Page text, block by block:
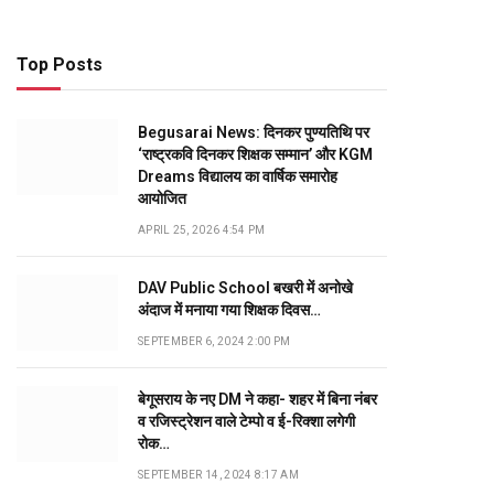
Top Posts
Begusarai News: दिनकर पुण्यतिथि पर
‘राष्ट्रकवि दिनकर शिक्षक सम्मान’ और KGM
Dreams विद्यालय का वार्षिक समारोह
आयोजित
APRIL 25, 2026 4:54 PM
DAV Public School बखरी में अनोखे
अंदाज में मनाया गया शिक्षक दिवस…
SEPTEMBER 6, 2024 2:00 PM
बेगूसराय के नए DM ने कहा- शहर में बिना नंबर
व रजिस्ट्रेशन वाले टेम्पो व ई-रिक्शा लगेगी
रोक…
SEPTEMBER 14, 2024 8:17 AM